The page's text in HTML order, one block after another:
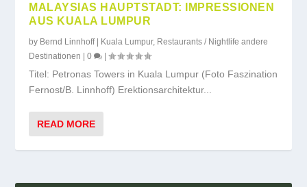
MALAYSIAS HAUPTSTADT: IMPRESSIONEN
AUS KUALA LUMPUR
by Bernd Linnhoff| Kuala Lumpur, Restaurants / Nightlife andere
Destinationen |0 |
Titel: Petronas Towers in Kuala Lumpur (Foto Faszination
Fernost/B. Linnhoff) Erektionsarchitektur...
READ MORE